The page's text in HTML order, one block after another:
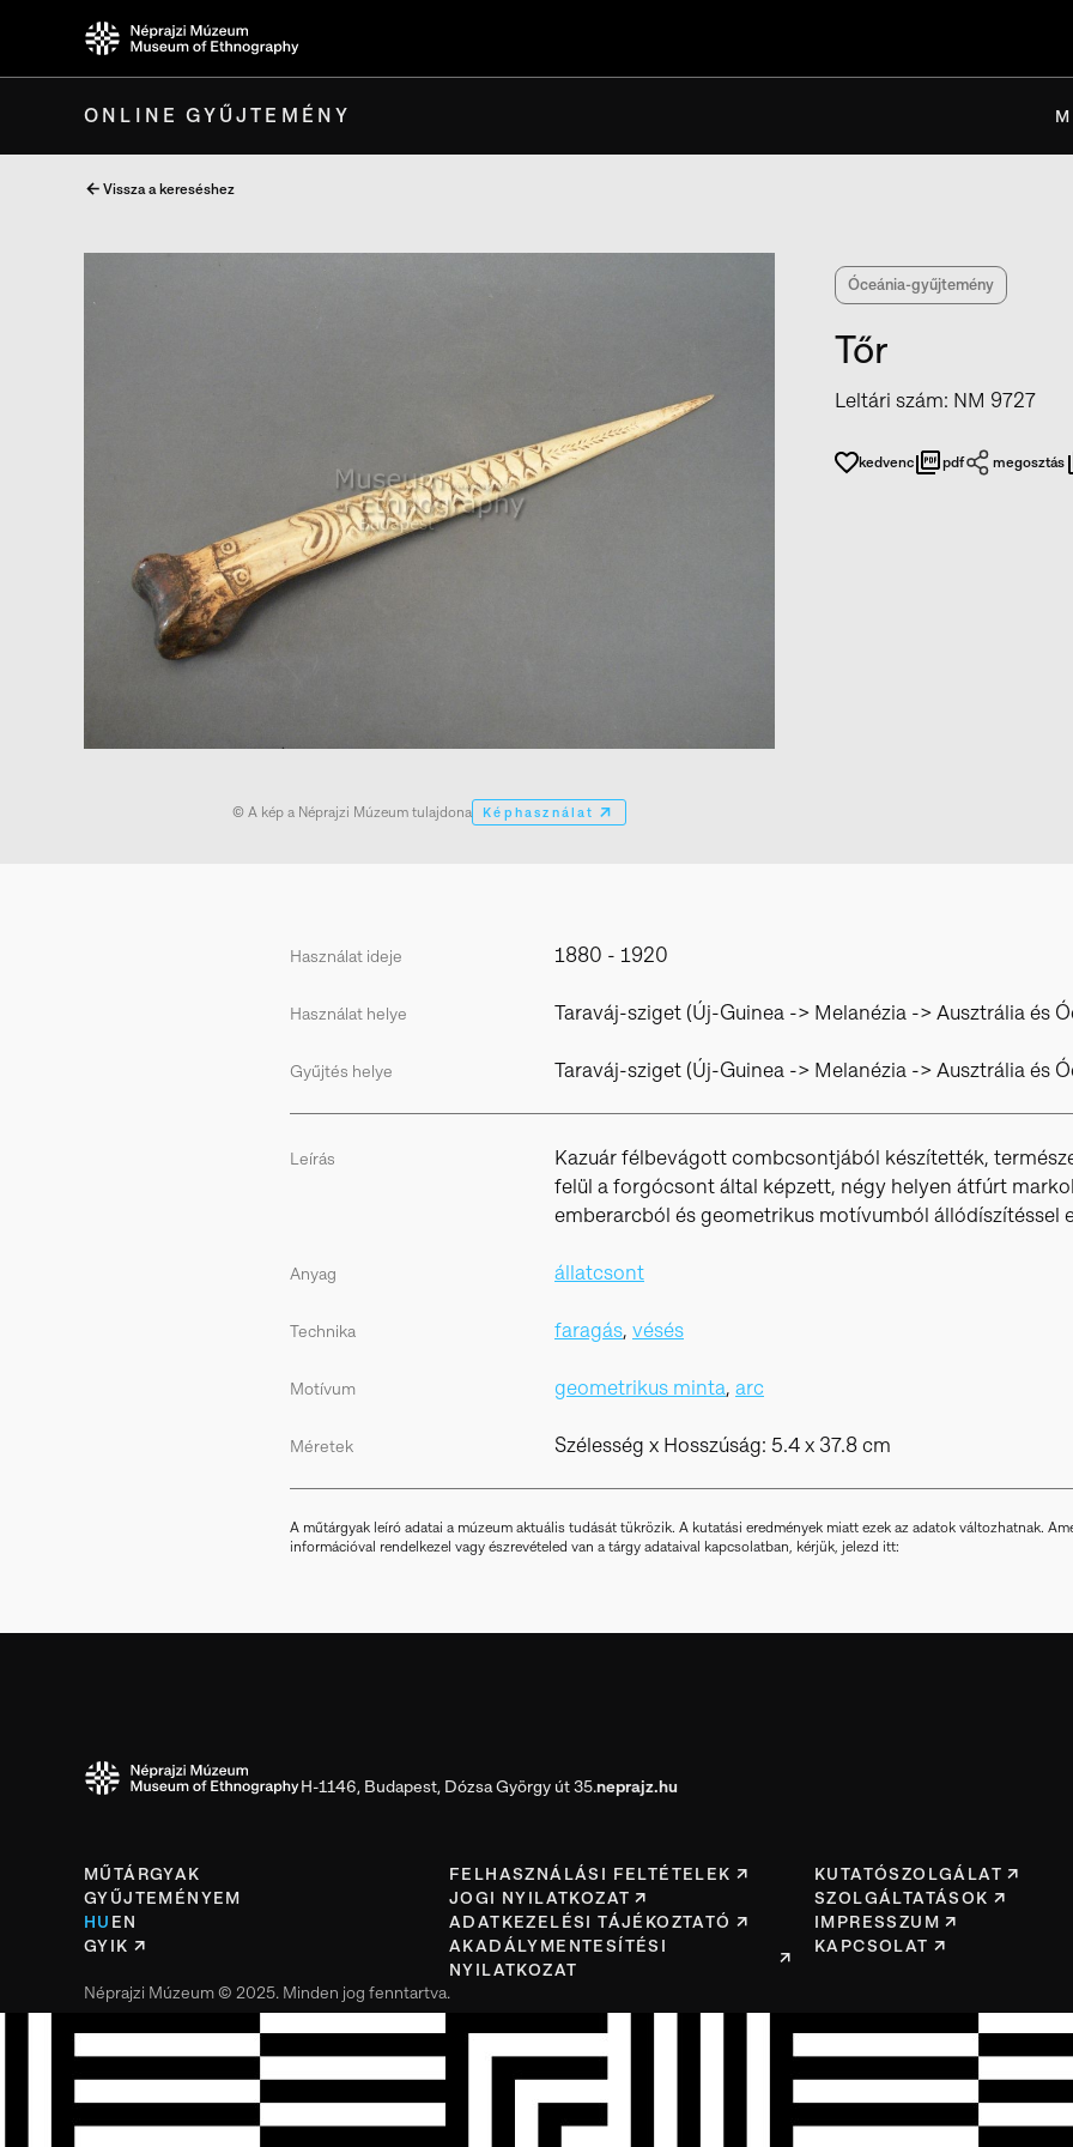
ONLINE GYŰJTEMÉNY
Vissza a kereséshez
© A kép a Néprajzi Múzeum tulajdona Képhasználat
Óceánia-gyűjtemény
Tőr
Leltári szám: NM 9727
kedvenc pdf megosztás
Használat ideje 1880 - 1920
Használat helye Taraváj-sziget (Új-Guinea -> Melanézia -> Ausztrália és
Gyűjtés helye Taraváj-sziget (Új-Guinea -> Melanézia -> Ausztrália és
Leírás
Kazuár félbevágott combcsontjából készítették,
felül a forgócsont által képzett, négy helyen átfúrt
emberarcból és geometrikus motívumból állódíszítéssel
Anyag állatcsont
Technika faragás, vésés
Motívum geometrikus minta, arc
Méretek Szélesség x Hosszúság: 5.4 x 37.8 cm
A műtárgyak leíró adatai a múzeum aktuális tudását tükrözik. A kutatási eredmények miatt ezek az adatok változhatnak.
információval rendelkezel vagy észrevételed van a tárgy adataival kapcsolatban, kérjük, jelezd itt:
H-1146, Budapest, Dózsa György út 35.neprajz.hu
MŰTÁRGYAK
GYŰJTEMÉNYEM
HU EN
GYIK
FELHASZNÁLÁSI FELTÉTELEK
JOGI NYILATKOZAT
ADATKEZELÉSI TÁJÉKOZTATÓ
AKADÁLYMENTESÍTÉSI
NYILATKOZAT
KUTATÓSZOLGÁLAT
SZOLGÁLTATÁSOK
IMPRESSZUM
KAPCSOLAT
Néprajzi Múzeum © 2025. Minden jog fenntartva.